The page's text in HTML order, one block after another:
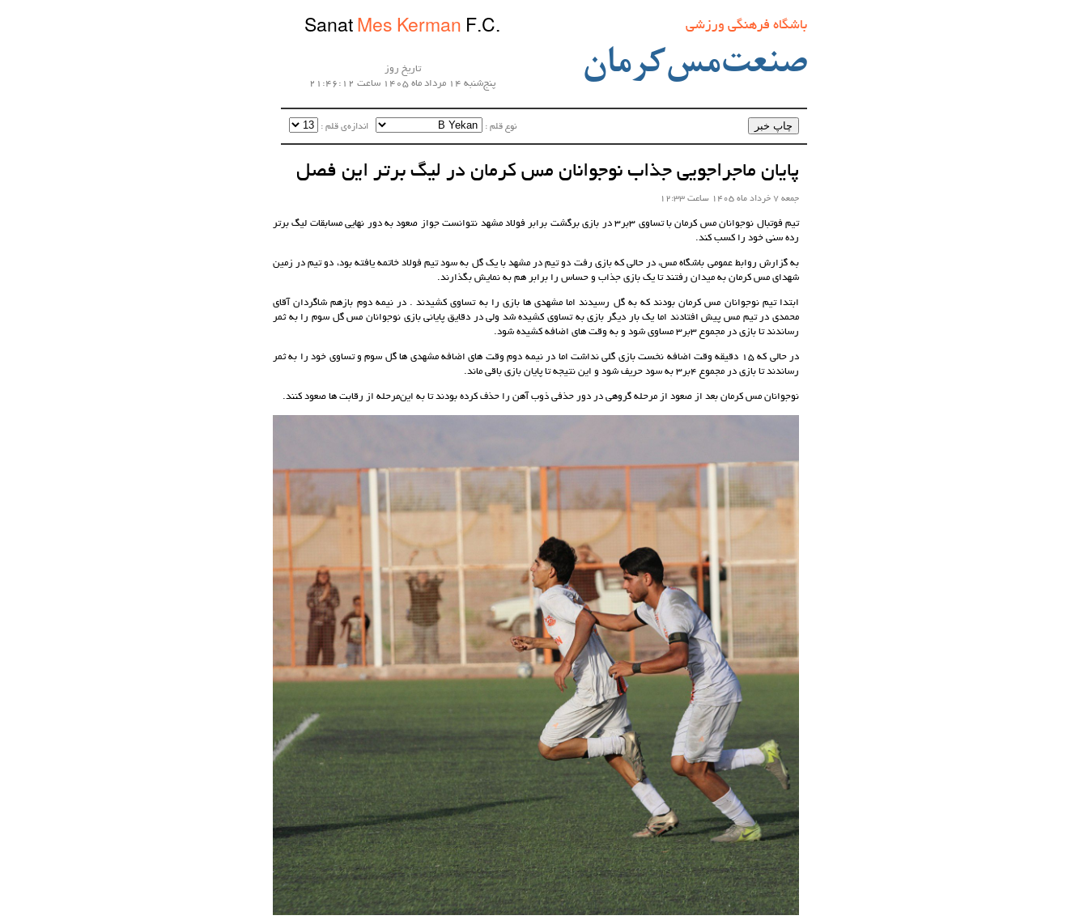
باشگاه فرهنگی ورزشی
صنعت‌مس‌کرمان
Sanat Mes Kerman F.C.
تاریخ روز
پنج‌شنبه 14 مرداد ماه 1405 ساعت 21:46:12
نوع قلم :‌ اندازه‌ی قلم :‌
پایان ماجراجویی جذاب نوجوانان مس کرمان در لیگ برتر این فصل
جمعه 7 خرداد ماه 1405 ساعت 12:33
تیم فوتبال نوجوانان مس کرمان با تساوی 3بر3 در بازی برگشت برابر فولاد مشهد نتوانست جواز صعود به دور نهایی مسابقات لیگ برتر
رده سنی خود را کسب کند.
به گزارش روابط عمومی باشگاه مس، در حالی که بازی رفت دو تیم در مشهد با یک گل به سود تیم فولاد خاتمه یافته بود، دو تیم در زمین
شهدای مس کرمان به میدان رفتند تا یک بازی جذاب و حساس را برابر هم به نمایش بگذارند.
ابتدا تیم نوجوانان مس کرمان بودند که به گل رسیدند اما مشهدی ها بازی را به تساوی کشیدند . در نیمه دوم بازهم شاگردان آقای
محمدی در تیم مس پیش افتادند اما یک بار دیگر بازی به تساوی کشیده شد ولی در دقایق پایانی بازی نوجوانان مس گل سوم را به ثمر
رساندند تا بازی در مجموع 3بر3 مساوی شود و به وقت های اضافه کشیده شود.
در حالی که 15 دقیقه وقت اضافه نخست بازی گلی نداشت اما در نیمه دوم وقت های اضافه مشهدی ها گل سوم و تساوی خود را به ثمر
رساندند تا بازی در مجموع 4بر3 به سود حریف شود و این نتیجه تا پایان بازی باقی ماند.
نوجوانان مس کرمان بعد از صعود از مرحله گروهی در دور حذفی ذوب آهن را حذف کرده بودند تا به این‌مرحله از رقابت ها صعود کنند.